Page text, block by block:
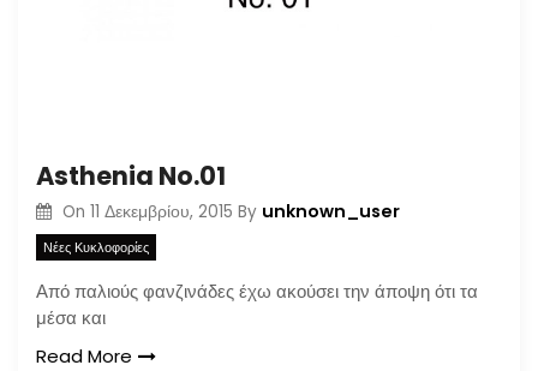
Asthenia No.01
On 11 Δεκεμβρίου, 2015 By unknown_user
Νέες Κυκλοφορίες
Από παλιούς φανζινάδες έχω ακούσει την άποψη ότι τα
μέσα και
Read More